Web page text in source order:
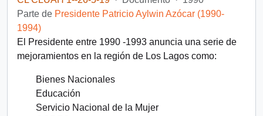
Parte de Presidente Patricio Aylwin Azócar (1990-
1994)
El Presidente entre 1990 -1993 anuncia una serie de
mejoramientos en la región de Los Lagos como:
Bienes Nacionales
Educación
Servicio Nacional de la Mujer